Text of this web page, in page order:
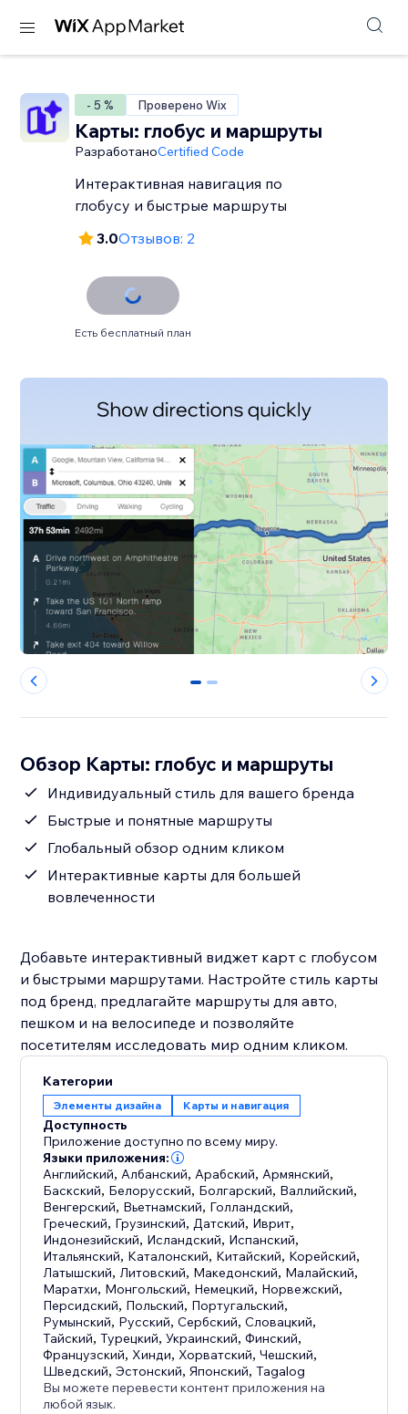
- 5 % Проверено Wix
Карты: глобус и маршруты
РазработаноCertified Code
Интерактивная навигация по
глобусу и быстрые маршруты
3.0Отзывов: 2
Есть бесплатный план
0 1
Обзор Карты: глобус и маршруты
Индивидуальный стиль для вашего бренда
Быстрые и понятные маршруты
Глобальный обзор одним кликом
Интерактивные карты для большей
вовлеченности
Добавьте интерактивный виджет карт с глобусом
и быстрыми маршрутами. Настройте стиль карты
под бренд, предлагайте маршруты для авто,
пешком и на велосипеде и позволяйте
посетителям исследовать мир одним кликом.
Категории
Элементы дизайна Карты и навигация
Доступность
Приложение доступно по всему миру.
Языки приложения:
Английский, Албанский, Арабский, Армянский,
Баскский, Белорусский, Болгарский, Валлийский,
Венгерский, Вьетнамский, Голландский,
Греческий, Грузинский, Датский, Иврит,
Индонезийский, Исландский, Испанский,
Итальянский, Каталонский, Китайский, Корейский,
Латышский, Литовский, Македонский, Малайский,
Маратхи, Монгольский, Немецкий, Норвежский,
Персидский, Польский, Португальский,
Румынский, Русский,Сербский,Словацкий,
Тайский,Турецкий,Украинский,Финский,
Французский, Хинди, Хорватский,Чешский,
Шведский,Эстонский,Японский,Tagalog
Вы можете перевести контент приложения на
любой язык.